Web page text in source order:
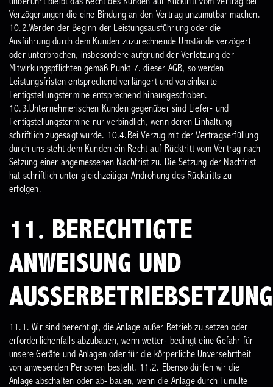
Verzögerungen die eine Bindung an den Vertrag unzumutbar machen.
10.2.Werden der Beginn der Leistungsausführung oder die
Ausführung durch dem Kunden zuzurechnende Umstände verzögert
oder unterbrochen, insbesondere aufgrund der Verletzung der
Mitwirkungspflichten gemäß Punkt 7. dieser AGB, so werden
Leistungsfristen entsprechend verlängert und vereinbarte
Fertigstellungstermine entsprechend hinausgeschoben.
10.3.Unternehmerischen Kunden gegenüber sind Liefer- und
Fertigstellungstermine nur verbindlich, wenn deren Einhaltung
schriftlich zugesagt wurde. 10.4.Bei Verzug mit der Vertragserfüllung
durch uns steht dem Kunden ein Recht auf Rücktritt vom Vertrag nach
Setzung einer angemessenen Nachfrist zu. Die Setzung der Nachfrist
hat schriftlich unter gleichzeitiger Androhung des Rücktritts zu
erfolgen.
11. BERECHTIGTE
ANWEISUNG UND
AUSSERBETRIEBSETZUNG
11.1. Wir sind berechtigt, die Anlage außer Betrieb zu setzen oder
erforderlichenfalls abzubauen, wenn wetter- bedingt eine Gefahr für
unsere Geräte und Anlagen oder für die körperliche Unversehrtheit
von anwesenden Personen besteht. 11.2. Ebenso dürfen wir die
Anlage abschalten oder ab- bauen, wenn die Anlage durch Tumulte